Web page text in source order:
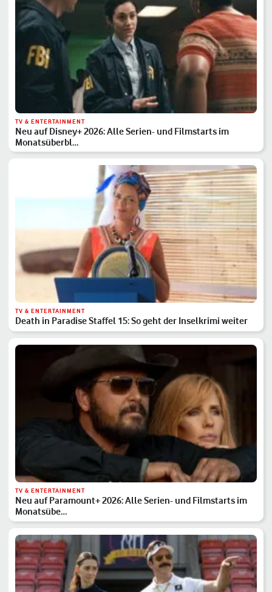
TV & ENTERTAINMENT
Neu auf Disney+ 2026: Alle Serien- und Filmstarts im
Monatsüberbl…
TV & ENTERTAINMENT
Death in Paradise Staffel 15: So geht der Inselkrimi weiter
TV & ENTERTAINMENT
Neu auf Paramount+ 2026: Alle Serien- und Filmstarts im
Monatsübe…